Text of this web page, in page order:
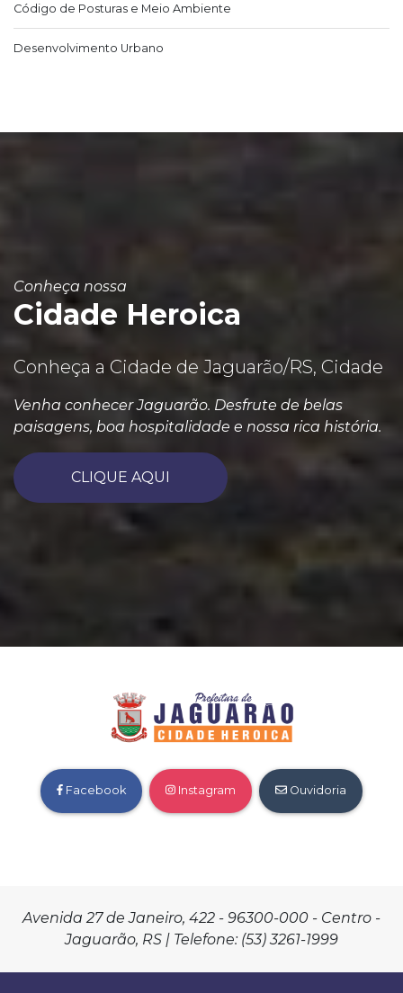
Código de Posturas e Meio Ambiente
Desenvolvimento Urbano
Conheça nossa
Cidade Heroica
Conheça a Cidade de Jaguarão/RS, Cidade
Venha conhecer Jaguarão. Desfrute de belas
paisagens, boa hospitalidade e nossa rica história.
CLIQUE AQUI
Facebook Instagram Ouvidoria
Avenida 27 de Janeiro, 422 - 96300-000 - Centro -
Jaguarão, RS | Telefone: (53) 3261-1999